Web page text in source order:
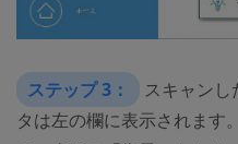
ステップ 3：
スキャン
タは左の欄に表示されます